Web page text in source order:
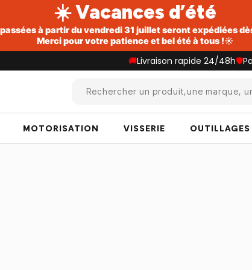
☀️ Vacances d’été
à partir du vendredi 31 juillet seront expédiées
Merci pour votre patience et bel été à tous !☀️
🚚Livraison rapide 24/48h🛡️
Rechercher un produit,une marque,
MOTORISATION VISSERIE OUTILLAGES